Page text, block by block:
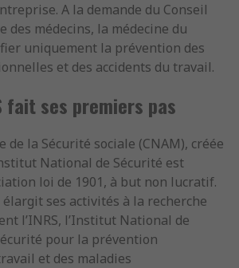
A la demande du Conseil
des médecins, la médecine du
uniquement la prévention des
et des accidents du travail.
fait ses premiers pas
de la Sécurité sociale (CNAM), créée
National de Sécurité est
loi de 1901, à but non lucratif.
élargit ses activités à la recherche
l’INRS, l’Institut National de
pour la prévention
et des maladies